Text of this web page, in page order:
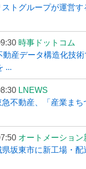
トグループが運営す
時事ドットコム
動産データ構造化技
...
LNEWS
不動産、「産業ま
オートメーション
坂東市に新工場・